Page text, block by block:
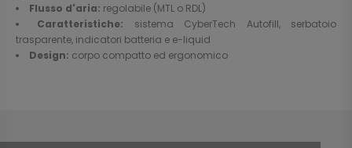
Flusso d'aria: regolabile (MTL o RDL)
Caratteristiche: sistema CyberTech Autofill, serbatoio
trasparente, indicatori batteria e e-liquid
Design: corpo compatto ed ergonomico